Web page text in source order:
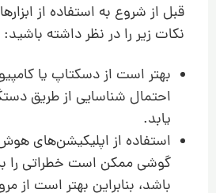
قبل از شروع به استفاده از
نکات زیر را در نظر داشته باشید:
بهتر است از دسکتاپ یا
احتمال شناسایی از طریق
یابد.
استفاده از اپلیکیشن‌های
گوشی ممکن است خطراتی را
باشد، بنابراین بهتر است از